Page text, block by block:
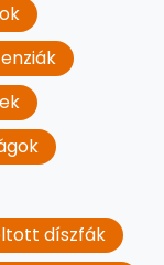
díszfák